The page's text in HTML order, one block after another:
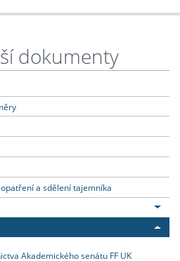
dokumenty
a sdělení tajemníka
Akademického senátu FF UK